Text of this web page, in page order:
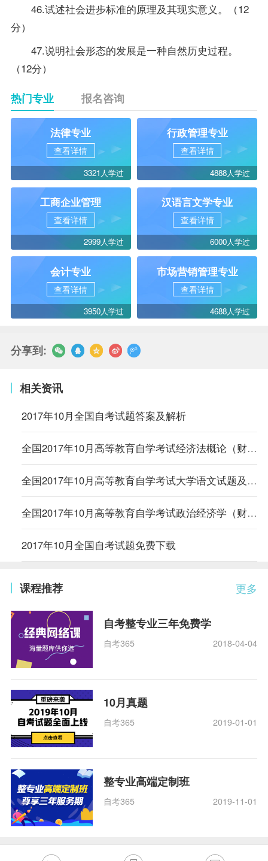
46.试述社会进步标准的原理及其现实意义。（12
分）
47.说明社会形态的发展是一种自然历史过程。
（12分）
热门专业 报名咨询
法律专业
查看详情
3321人学过
行政管理专业
查看详情
4888人学过
工商企业管理
查看详情
2999人学过
汉语言文学专业
查看详情
6000人学过
会计专业
查看详情
3950人学过
市场营销管理专业
查看详情
4688人学过
分享到:
相关资讯
2017年10月全国自考试题答案及解析
全国2017年10月高等教育自学考试经济法概论（财）试题及答案解析
全国2017年10月高等教育自学考试大学语文试题及答案解析
全国2017年10月高等教育自学考试政治经济学（财经类）试题及答案解析
2017年10月全国自考试题免费下载
更多
课程推荐
自考整专业三年免费学
自考365 2018-04-04
10月真题
自考365 2019-01-01
整专业高端定制班
自考365 2019-11-01